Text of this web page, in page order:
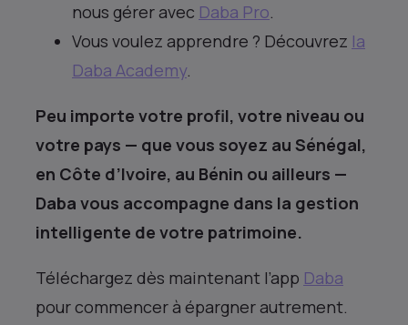
nous gérer avec Daba Pro.
Vous voulez apprendre ? Découvrez la
Daba Academy.
Peu importe votre profil, votre niveau ou
votre pays — que vous soyez au Sénégal,
en Côte d’Ivoire, au Bénin ou ailleurs —
Daba vous accompagne dans la gestion
intelligente de votre patrimoine.
Téléchargez dès maintenant l’app Daba
pour commencer à épargner autrement.